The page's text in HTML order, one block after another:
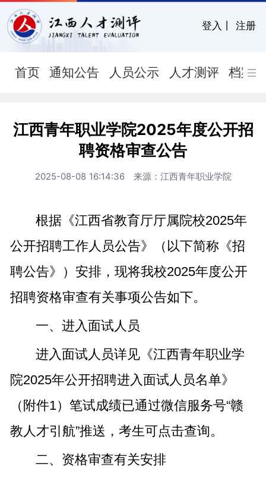
登入 丨注册
首页 通知公告 人员公示 人才测评 档案
江西青年职业学院2025年度公开招
聘资格审查公告
2025-08-08 16:14:36 来源：江西青年职业学院
根据《江西省教育厅厅属院校2025年
公开招聘工作人员公告》（以下简称《招
聘公告》）安排，现将我校2025年度公开
招聘资格审查有关事项公告如下。
一、进入面试人员
进入面试人员详见《江西青年职业学
院2025年公开招聘进入面试人员名单》
（附件1）笔试成绩已通过微信服务号“赣
教人才引航”推送，考生可点击查询。
二、资格审查有关安排